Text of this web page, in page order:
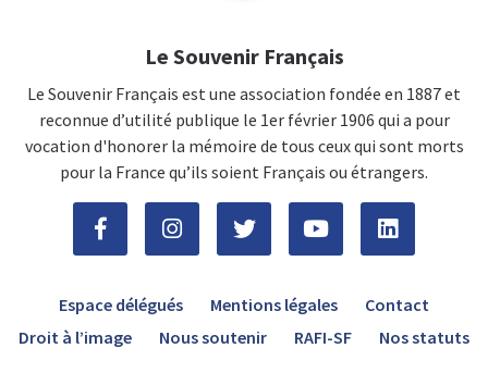
Le Souvenir Français
Le Souvenir Français est une association fondée en 1887 et
reconnue d’utilité publique le 1er février 1906 qui a pour
vocation d'honorer la mémoire de tous ceux qui sont morts
pour la France qu’ils soient Français ou étrangers.
Espace délégués Mentions légales
Contact
Droit à l’image
Nous soutenir RAFI-SF Nos statuts